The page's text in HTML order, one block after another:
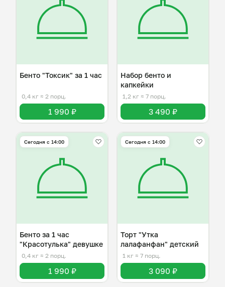
Бенто "Токсик" за 1 час
0,4 кг ≈ 2 порц.
1 990 ₽
Набор бенто и
капкейки
1,2 кг ≈ 7 порц.
3 490 ₽
Сегодня с 14:00
Бенто за 1 час
"Красотулька" девушке
0,4 кг ≈ 2 порц.
1 990 ₽
Сегодня с 14:00
Торт "Утка
лалафанфан" детский
1 кг ≈ 7 порц.
3 090 ₽